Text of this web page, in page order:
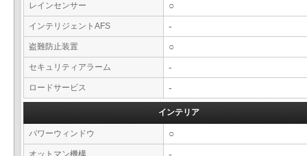
レインセンサー ○
インテリジェントAFS -
盗難防止装置 ○
セキュリティアラーム -
ロードサービス -
インテリア
パワーウィンドウ ○
オットマン機構